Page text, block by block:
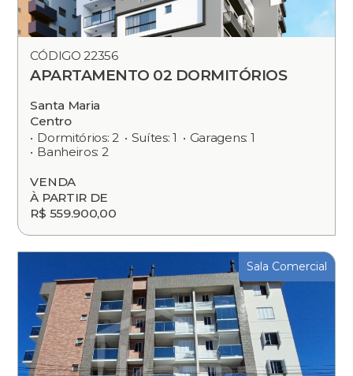
CÓDIGO 22356
APARTAMENTO 02 DORMITÓRIOS
Santa Maria
Centro
Dormitórios: 2
Suítes: 1
Garagens: 1
Banheiros: 2
VENDA
À PARTIR DE
R$ 559.900,00
Sala Comercial